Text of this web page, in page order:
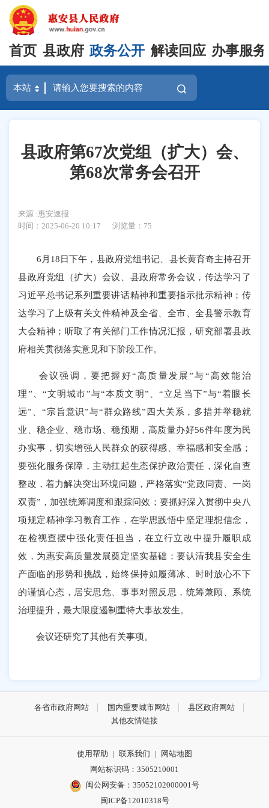
首页 县政府 政务公开 解读回应 办事服务
县政府第67次党组（扩大）会、
第68次常务会召开
来源 :惠安速报
时间：2025-06-20 10:17
浏览量： 75
6月18日下午，县政府党组书记、县长黄育奇主持召开
县政府党组（扩大）会议、县政府常务会议，传达学习了
习近平总书记系列重要讲话精神和重要指示批示精神；传
达学习了上级有关文件精神及全省、全市、全县警示教育
大会精神；听取了有关部门工作情况汇报，研究部署县政
府相关贯彻落实意见和下阶段工作。
会议强调，要把握好“高质量发展”与“高效能治
理”、“文明城市”与“本质文明”、“立足当下”与“着眼长
远”、“宗旨意识”与“群众路线”四大关系，多措并举稳就
业、稳企业、稳市场、稳预期，高质量办好56件年度为民
办实事，切实增强人民群众的获得感、幸福感和安全感；
要强化服务保障，主动扛起生态保护政治责任，深化自查
整改，着力解决突出环境问题，严格落实“党政同责、一岗
双责”，加强统筹调度和跟踪问效；要抓好深入贯彻中央八
项规定精神学习教育工作，在学思践悟中坚定理想信念，
在检视查摆中强化责任担当，在立行立改中提升履职成
效，为惠安高质量发展奠定坚实基础；要认清我县安全生
产面临的形势和挑战，始终保持如履薄冰、时时放心不下
的谨慎心态，居安思危、事事对照反思，统筹兼顾、系统
治理提升，最大限度遏制重特大事故发生。
会议还研究了其他有关事项。
各省市政府网站 国内重要城市网站
县区政府网站
其他友情链接
使用帮助 | 联系我们 |
网站地图
网站标识码：3505210001
闽公网安备：35052102000001号
闽ICP备12010318号